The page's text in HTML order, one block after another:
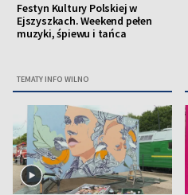
Festyn Kultury Polskiej w
Ejszyszkach. Weekend pełen
muzyki, śpiewu i tańca
TEMATY INFO WILNO